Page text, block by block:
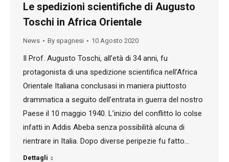
10
2020
Le spedizioni scientifiche di Augusto
Toschi in Africa Orientale
News By spagnesi 10 Agosto 2020
Il Prof. Augusto Toschi, all’età di 34 anni, fu
protagonista di una spedizione scientifica nell’Africa
Orientale Italiana conclusasi in maniera piuttosto
drammatica a seguito dell’entrata in guerra del nostro
Paese il 10 maggio 1940. L’inizio del conflitto lo colse
infatti in Addis Abeba senza possibilità alcuna di
rientrare in Italia. Dopo diverse peripezie fu fatto…
Dettagli